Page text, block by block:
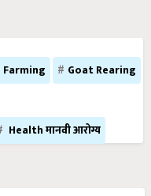
Farming
Goat Rearing
Health मानवी आरोग्य